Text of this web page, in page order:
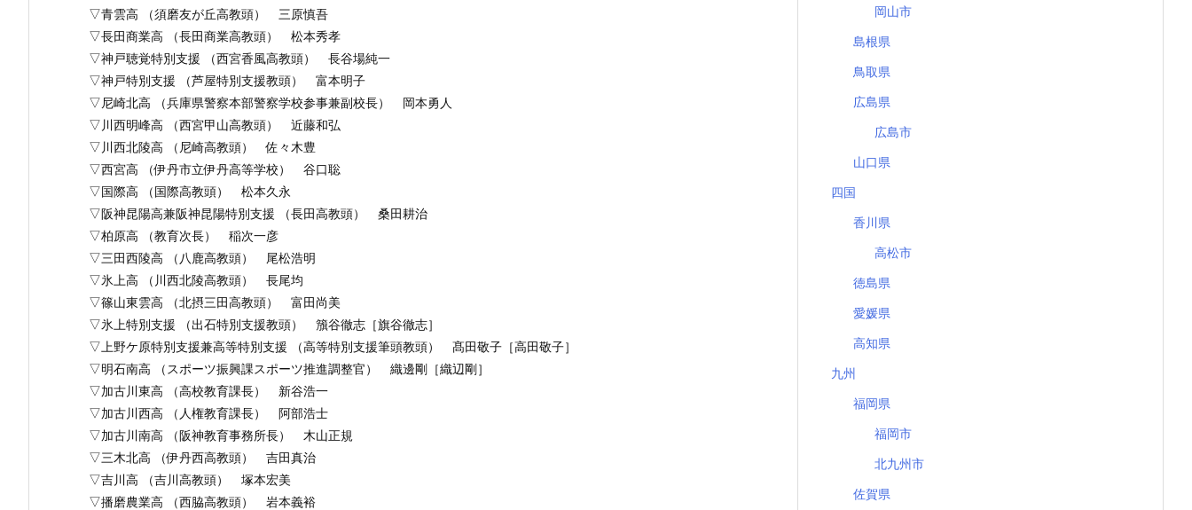
▽青雲高 （須磨友が丘高教頭） 三原慎吾
▽長田商業高 （長田商業高教頭） 松本秀孝
▽神戸聴覚特別支援 （西宮香風高教頭） 長谷場純一
▽神戸特別支援 （芦屋特別支援教頭） 富本明子
▽尼崎北高 （兵庫県警察本部警察学校参事兼副校長） 岡本勇人
▽川西明峰高 （西宮甲山高教頭） 近藤和弘
▽川西北陵高 （尼崎高教頭） 佐々木豊
▽西宮高 （伊丹市立伊丹高等学校） 谷口聡
▽国際高 （国際高教頭） 松本久永
▽阪神昆陽高兼阪神昆陽特別支援 （長田高教頭） 桑田耕治
▽柏原高 （教育次長） 稲次一彦
▽三田西陵高 （八鹿高教頭） 尾松浩明
▽氷上高 （川西北陵高教頭） 長尾均
▽篠山東雲高 （北摂三田高教頭） 富田尚美
▽氷上特別支援 （出石特別支援教頭） 籏谷徹志［旗谷徹志］
▽上野ケ原特別支援兼高等特別支援 （高等特別支援筆頭教頭） 髙田敬子［高田敬子］
▽明石南高 （スポーツ振興課スポーツ推進調整官） 織邊剛［織辺剛］
▽加古川東高 （高校教育課長） 新谷浩一
▽加古川西高 （人権教育課長） 阿部浩士
▽加古川南高 （阪神教育事務所長） 木山正規
▽三木北高 （伊丹西高教頭） 吉田真治
▽吉川高 （吉川高教頭） 塚本宏美
▽播磨農業高 （西脇高教頭） 岩本義裕
岡山市
島根県
鳥取県
広島県
広島市
山口県
四国
香川県
高松市
徳島県
愛媛県
高知県
九州
福岡県
福岡市
北九州市
佐賀県